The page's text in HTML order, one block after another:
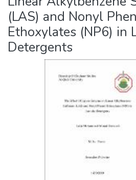
(LAS) and Nonyl
Ethoxylates (NP6) in
Detergents